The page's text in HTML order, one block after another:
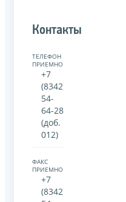
Контакты
ТЕЛЕФОН
ПРИЕМНОЙ:
+7
(8342)
54-
64-28
(доб.
012)
ФАКС
ПРИЕМНОЙ:
+7
(8342)